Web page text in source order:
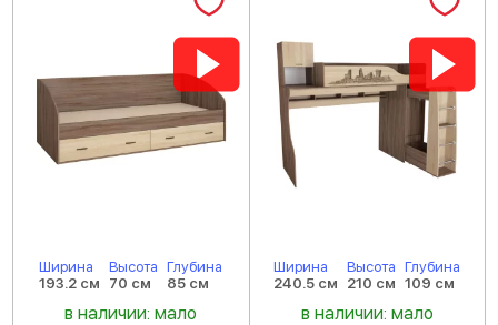
Ширина
193.2 см
Высота
70 см
Глубина
85 см
в наличии: мало
Ширина
240.5 см
Высота
210 см
Глубина
109 см
в наличии: мало